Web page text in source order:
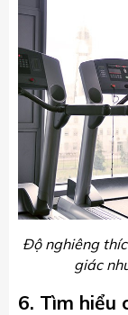
Độ nghiêng
giác
6. Tìm hiểu